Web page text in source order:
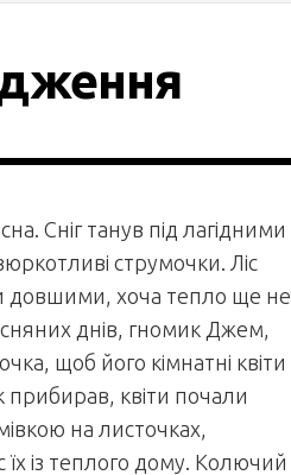
Сніг танув під лагідними
струмочки. Ліс
довшими, хоча тепло ще не
днів, гномик Джем,
щоб його кімнатні квіти
квіти почали
на листочках,
із теплого дому. Колючий